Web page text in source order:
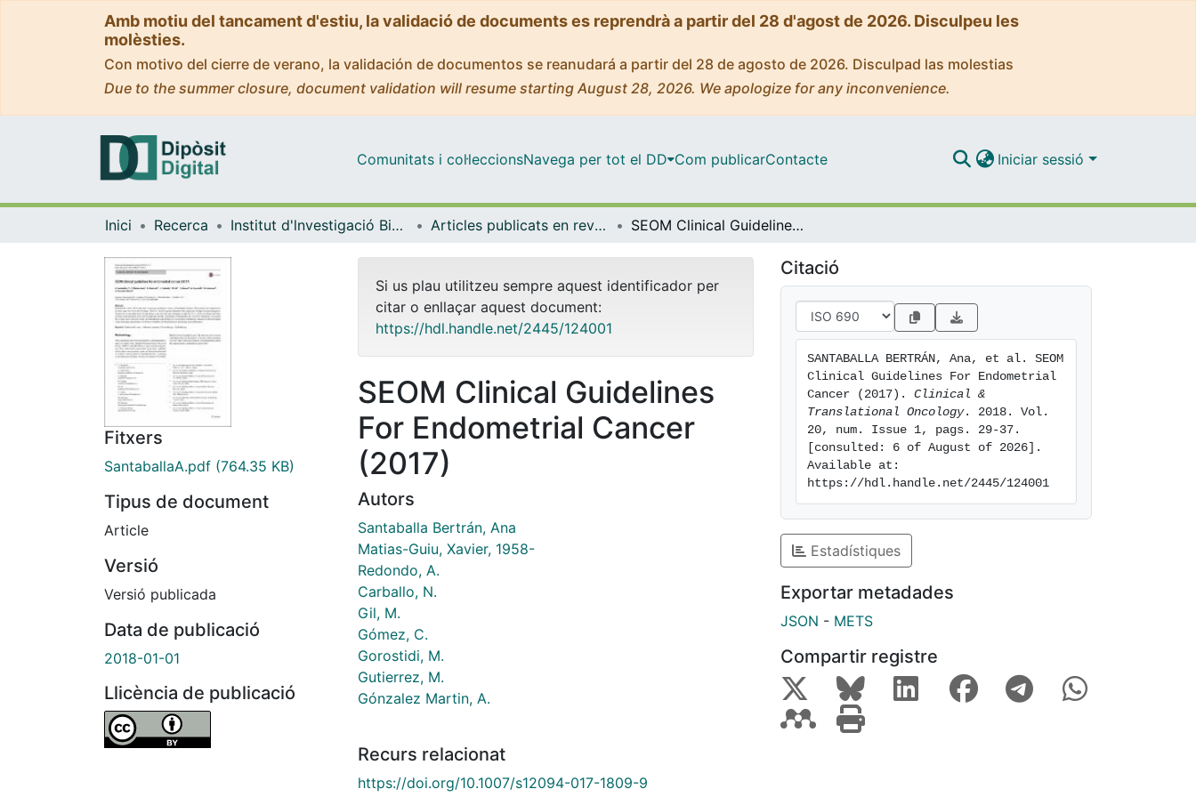
Amb motiu del tancament d'estiu, la validació de documents es reprendrà a partir del 28 d'agost de 2026. Disculpeu les
molèsties.
Con motivo del cierre de verano, la validación de documentos se reanudará a partir del 28 de agosto de 2026. Disculpad las molestias
Due to the summer closure, document validation will resume starting August 28, 2026. We apologize for any inconvenience.
Comunitats i col·leccionsNavega per tot el DD Com publicarContacte Iniciar sessió
Inici Recerca Institut d'lnvestigació Biomèdica de Bellvitge (IDIBELL) Articles publicats en revistes (Institut d'lnvestigació Biomèdica de Bellvitge (IDIBELL)) SEOM Clinical Guidelines For Endometrial Cancer (2017)
Fitxers
SantaballaA.pdf (764.35 KB)
Tipus de document
Article
Versió
Versió publicada
Data de publicació
2018-01-01
Llicència de publicació
Si us plau utilitzeu sempre aquest identificador per
citar o enllaçar aquest document:
https://hdl.handle.net/2445/124001
SEOM Clinical Guidelines
For Endometrial Cancer
(2017)
Autors
Santaballa Bertrán, Ana
Matias-Guiu, Xavier, 1958-
Redondo, A.
Carballo, N.
Gil, M.
Gómez, C.
Gorostidi, M.
Gutierrez, M.
Gónzalez Martin, A.
Recurs relacionat
https://doi.org/10.1007/s12094-017-1809-9
Citació
SANTABALLA BERTRÁN, Ana, et al. SEOM
Clinical Guidelines For Endometrial
Cancer (2017). Clinical &
Translational Oncology. 2018. Vol.
20, num. Issue 1, pags. 29-37.
[consulted: 6 of August of 2026].
Available at:
https://hdl.handle.net/2445/124001
Estadístiques
Exportar metadades
JSON - METS
Compartir registre